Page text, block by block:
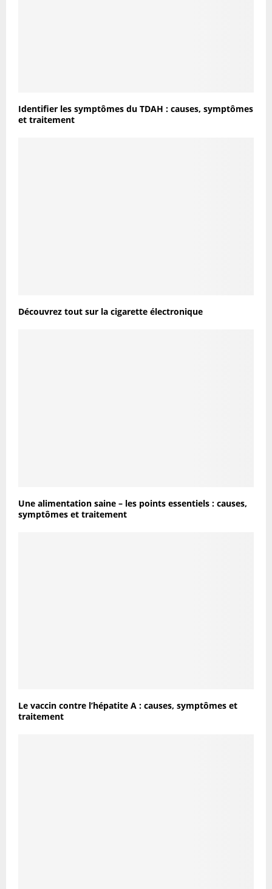
Identifier les symptômes du TDAH : causes, symptômes
et traitement
Découvrez tout sur la cigarette électronique
Une alimentation saine – les points essentiels : causes,
symptômes et traitement
Le vaccin contre l’hépatite A : causes, symptômes et
traitement